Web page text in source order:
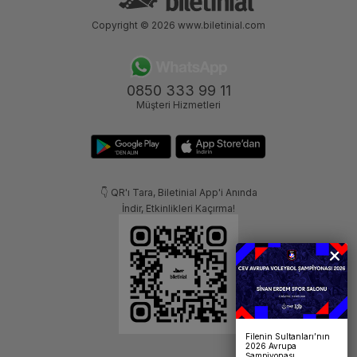
0850 333 99 11
Müşteri Hizmetleri
👇 QR'ı Tara, Biletinial App'i Anında
İndir, Etkinlikleri Kaçırma!
Copyright © 2026 www.biletinial.com
Filenin Sultanları’nın
2026 Avrupa